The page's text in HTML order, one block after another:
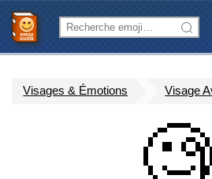
Visages & Émotions Visage